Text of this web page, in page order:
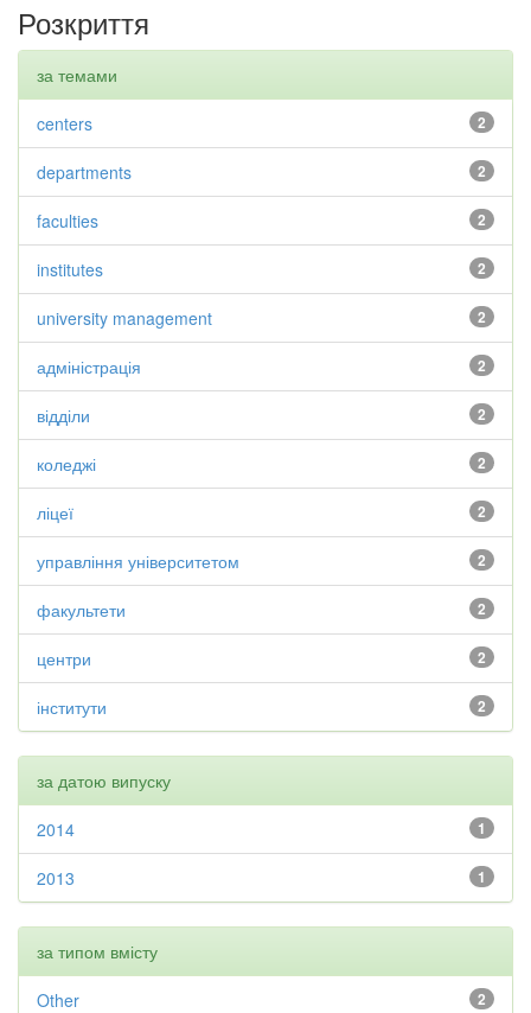
Розкриття
за темами
2
centers
2
departments
2
faculties
2
institutes
2
university management
2
адміністрація
2
відділи
2
коледжі
2
ліцеї
2
управління університетом
2
факультети
2
центри
2
інститути
за датою випуску
1
2014
1
2013
за типом вмісту
2
Other